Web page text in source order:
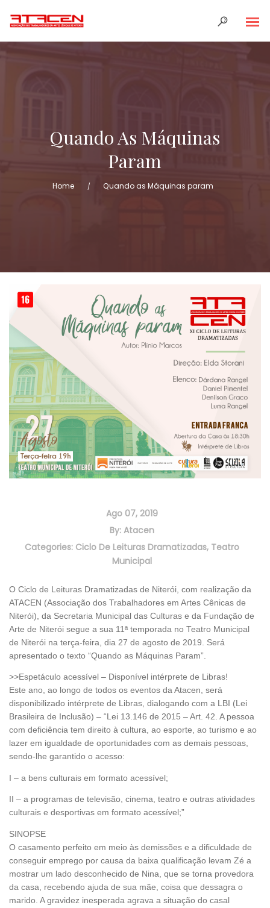
Quando As Máquinas
Param
Home / Quando as Máquinas param
Ago 07, 2019
By: Atacen
Categories: Ciclo De Leituras Dramatizadas, Teatro
Municipal
O Ciclo de Leituras Dramatizadas de Niterói, com realização da
ATACEN (Associação dos Trabalhadores em Artes Cênicas de
Niterói), da Secretaria Municipal das Culturas e da Fundação de
Arte de Niterói segue a sua 11ª temporada no Teatro Municipal
de Niterói na terça-feira, dia 27 de agosto de 2019. Será
apresentado o texto “Quando as Máquinas Param”.
>>Espetáculo acessível – Disponível intérprete de Libras!
Este ano, ao longo de todos os eventos da Atacen, será
disponibilizado intérprete de Libras, dialogando com a LBI (Lei
Brasileira de Inclusão) – “Lei 13.146 de 2015 – Art. 42. A pessoa
com deficiência tem direito à cultura, ao esporte, ao turismo e ao
lazer em igualdade de oportunidades com as demais pessoas,
sendo-lhe garantido o acesso:
I – a bens culturais em formato acessível;
II – a programas de televisão, cinema, teatro e outras atividades
culturais e desportivas em formato acessível;”
SINOPSE
O casamento perfeito em meio às demissões e a dificuldade de
conseguir emprego por causa da baixa qualificação levam Zé a
mostrar um lado desconhecido de Nina, que se torna provedora
da casa, recebendo ajuda de sua mãe, coisa que dessagra o
marido. A gravidez inesperada agrava a situação do casal